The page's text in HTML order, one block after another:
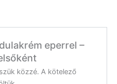
eperrel –
közzé. A kötelező